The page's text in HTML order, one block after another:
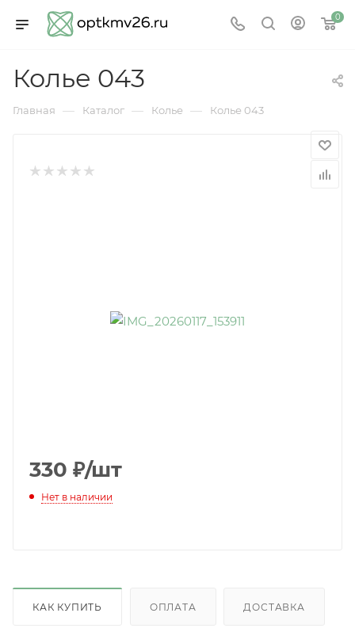
0
Колье 043
Главная — Каталог — Колье — Колье 043
330 ₽/шт
Нет в наличии
КАК КУПИТЬ ОПЛАТА ДОСТАВКА